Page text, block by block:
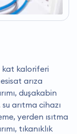
kat kaloriferi
arıza
duşakabin
arıtma cihazı
yerden ısıtma
tıkanıklık